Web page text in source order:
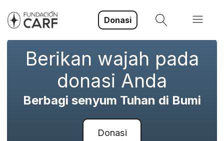
Donasi
Berikan wajah pada
donasi Anda
Berbagi senyum Tuhan di Bumi
Donasi